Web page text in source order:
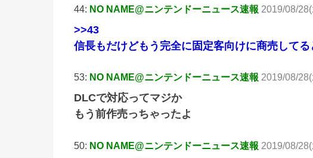
44: NO NAME@ニンテンドーニュース速報 2019/08/
>>43
信長もだけどもう完全に固定客向けに商売してる
53: NO NAME@ニンテンドーニュース速報 2019/08/
DLCで対応ってマジか
もう前作売っちゃったよ
50: NO NAME@ニンテンドーニュース速報 2019/08/